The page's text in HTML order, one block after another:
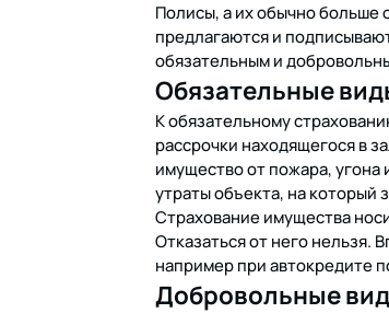
Полисы, а их обычно больше
предлагаются и
обязательным и
Обязательные
К обязательному
рассрочки находящегося в
имущество от пожара,
утраты объекта, на который
Страхование имущества
Отказаться от него нельзя.
например при автокредите
Добровольные